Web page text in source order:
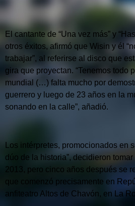
El cantante de “Una vez más” y
otros éxitos, afirmó que Wisin y él
trabajar”, al referirse al disco que
gira que proyectan. “Tenemos todo
mundial (…) falta mucho por
guerrero y luego de 23 años en la
sonando en la calle”, añadió.
Los intérpretes, promocionados en
dúo de la historia”, decidieron
2013, pero cinco años después se
que comenzó precisamente en
anfiteatro Altos de Chavón, en La